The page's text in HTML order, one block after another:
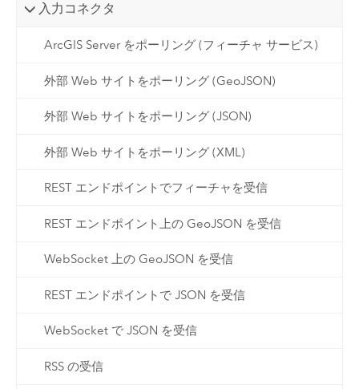
入力コネクタ
ArcGIS Server をポーリング (フィーチャ サービス)
外部 Web サイトをポーリング (GeoJSON)
外部 Web サイトをポーリング (JSON)
外部 Web サイトをポーリング (XML)
REST エンドポイントでフィーチャを受信
REST エンドポイント上の GeoJSON を受信
WebSocket 上の GeoJSON を受信
REST エンドポイントで JSON を受信
WebSocket で JSON を受信
RSS の受信